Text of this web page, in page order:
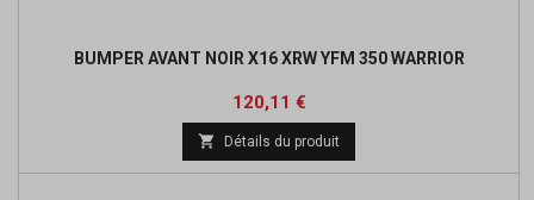
BUMPER AVANT NOIR X16 XRW YFM 350 WARRIOR
Prix
120,11 €Prix
de
base
 Détails du produit